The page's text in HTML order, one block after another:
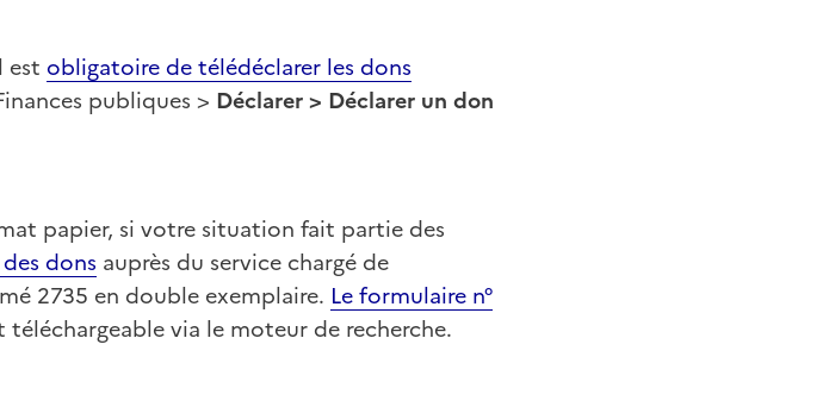
est obligatoire de télédéclarer les dons
publiques > Déclarer > Déclarer un don
papier, si votre situation fait partie des
dons auprès du service chargé de
2735 en double exemplaire. Le formulaire n°
via le moteur de recherche.